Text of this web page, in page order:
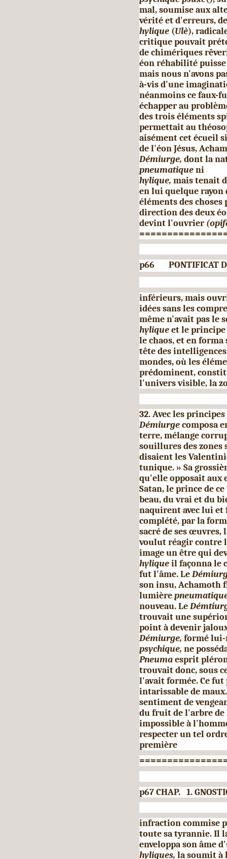
mal, soumise aux
vérité et d'erreurs,
hylique (Ulè),
critique pouvait
de chimériques
éon réhabilité
mais nous n'avons
à-vis d'une
néanmoins ce faux-
échapper au
des trois éléments
permettait au
aisément cet écueil
de l'éon Jésus,
Démiurge, dont la
pneumatiqueni
hylique, mais tenait
en lui quelque
éléments des choses
direction des deux
devint l'ouvrier
p66 PONTIFICAT
inférieurs, mais
idées sans les
même n'avait pas le
hyliqueet le principe
le chaos, et en
tête des
mondes, où les
prédominent,
l'univers vi­sible, la
32. Avec les principes
Dé­miurgecomposa
terre, mélange
souillures des zones
disaient les
tunique. » Sa
qu'elle opposait aux
Satan, le prince de
beau, du vrai et du
naquirent avec lui et
complété, par la
sacré de ses œuvres,
voulut réagir contre
image un être qui
hyliqueil façonna le
fut l'âme. Le
son insu, Achamoth
lu­mière
nouveau. Le
trouvait une
point à devenir
Démiurge, formé lui-
psychique, ne
Pneumaesprit
trouvait donc, sous
l'avait formée. Ce
intarissable de
sentiment de
du fruit de l'arbre de
impossible à
respecter un tel
première
p67 CHAP. 1.
infraction commise
toute sa tyrannie. Il
enveloppa son âme
hyliques, la soumit à